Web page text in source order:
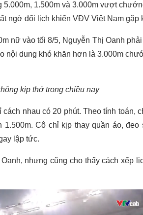
1.500m và 3.000m vượt
ngờ đổi lịch khiến VĐV Việt Nam gặp
nữ vào tối 8/5, Nguyễn Thị Oanh
nội dung khó khăn hơn là 3.000m
kịp thở trong chiều nay
nhau có 20 phút. Theo tính toán,
Cô chỉ kịp thay quần áo, đeo
lập tức.
nhưng cũng cho thấy cách xếp